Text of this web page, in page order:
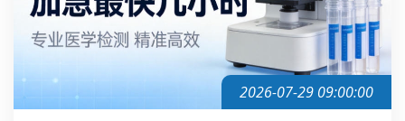
2026-07-29 09:00:00